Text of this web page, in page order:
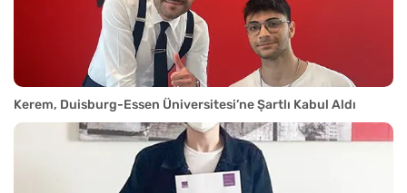
Kerem, Duisburg-Essen Üniversitesi’ne Şartlı Kabul Aldı